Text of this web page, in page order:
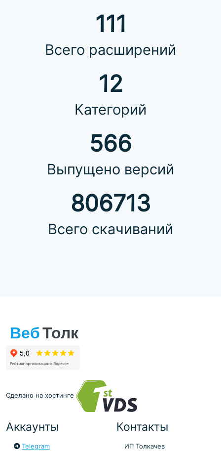
111
Всего расширений
12
Категорий
566
Выпущено версий
806713
Всего скачиваний
Сделано на хостинге
Аккаунты
Telegram
Контакты
ИП Толкачев